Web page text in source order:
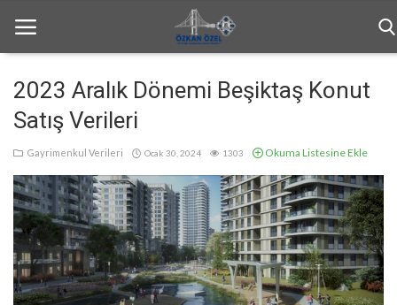
Anasayfa
Haftalık Bülten
Genel
Bilgilendirme
İletişim
2023 Aralık Dönemi Beşiktaş Konut
Satış Verileri
Gayrimenkul Verileri Ocak 30, 2024 1303 Okuma Listesine Ekle